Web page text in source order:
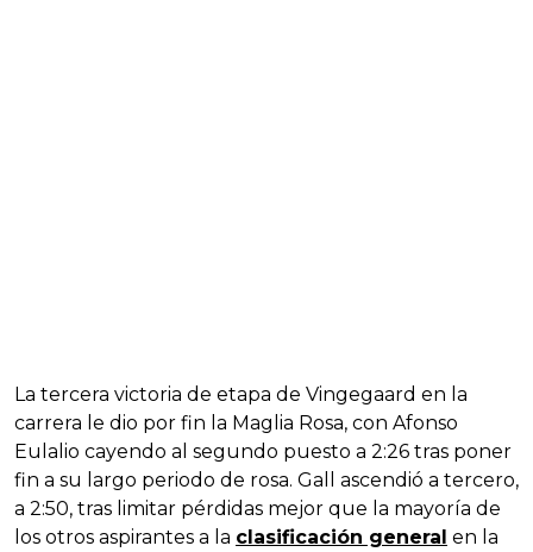
La tercera victoria de etapa de Vingegaard en la
carrera le dio por fin la Maglia Rosa, con Afonso
Eulalio cayendo al segundo puesto a 2:26 tras poner
fin a su largo periodo de rosa. Gall ascendió a tercero,
a 2:50, tras limitar pérdidas mejor que la mayoría de
los otros aspirantes a la clasificación general en la